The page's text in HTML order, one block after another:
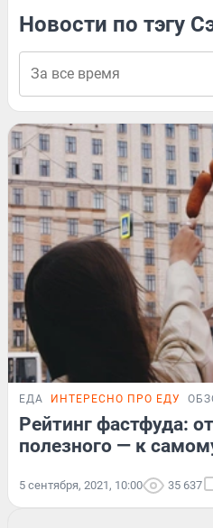
Новости по тэгу
ЕДА ИНТЕРЕСНО ПРО ЕДУ
Рейтинг фастфуда:
полезного — к
5 сентября, 2021, 10:00 35 637